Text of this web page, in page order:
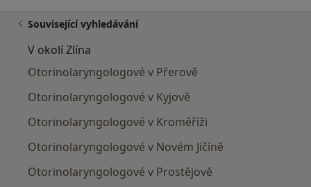
Související vyhledávání
V okolí Zlína
Otorinolaryngologové v Přerově
Otorinolaryngologové v Kyjově
Otorinolaryngologové v Kroměříži
Otorinolaryngologové v Novém Jičíně
Otorinolaryngologové v Prostějově